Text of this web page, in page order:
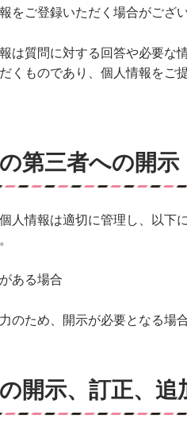
をご登録いただく場合がござい
は質問に対する回答や必要な
くものであり、個人情報をご
第三者への開示
人情報は適切に管理し、以下
ある場合
のため、開示が必要となる場
開示、訂正、追